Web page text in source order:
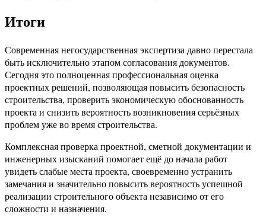
Итоги
Современная негосударственная экспертиза давно перестала
быть исключительно этапом согласования документов.
Сегодня это полноценная профессиональная оценка
проектных решений, позволяющая повысить безопасность
строительства, проверить экономическую обоснованность
проекта и снизить вероятность возникновения серьёзных
проблем уже во время строительства.
Комплексная проверка проектной, сметной документации и
инженерных изысканий помогает ещё до начала работ
увидеть слабые места проекта, своевременно устранить
замечания и значительно повысить вероятность успешной
реализации строительного объекта независимо от его
сложности и назначения.